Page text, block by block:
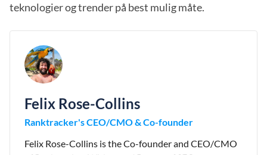
teknologier og trender på best mulig måte.
Felix Rose-Collins
Ranktracker's CEO/CMO & Co-founder
Felix Rose-Collins is the Co-founder and CEO/CMO